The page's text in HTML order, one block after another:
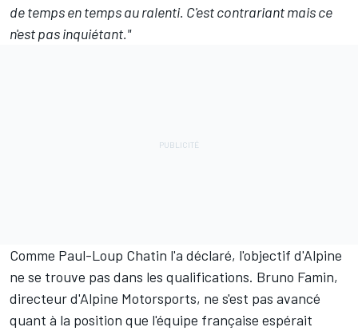
de temps en temps au ralenti. C'est contrariant mais ce
n'est pas inquiétant."
Comme Paul-Loup Chatin l'a déclaré, l'objectif d'Alpine
ne se trouve pas dans les qualifications. Bruno Famin,
directeur d'Alpine Motorsports, ne s'est pas avancé
quant à la position que l'équipe française espérait